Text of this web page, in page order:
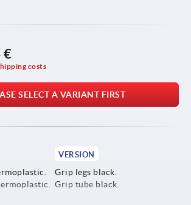
€
costs
SELECT A VARIANT FIRST
VERSION
Grip legs black.
Grip tube black.